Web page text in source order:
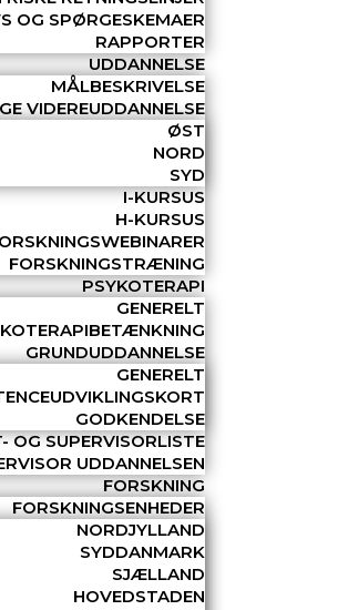
OG SPØRGESKEMAER
RAPPORTER
UDDANNELSE
MÅLBESKRIVELSE
VIDEREUDDANNELSE
ØST
NORD
SYD
I-KURSUS
H-KURSUS
FORSKNINGSTRÆNING
PSYKOTERAPI
GENERELT
GRUNDUDDANNELSE
GENERELT
GODKENDELSE
OG SUPERVISORLISTE
UDDANNELSEN
FORSKNING
FORSKNINGSENHEDER
NORDJYLLAND
SYDDANMARK
SJÆLLAND
HOVEDSTADEN